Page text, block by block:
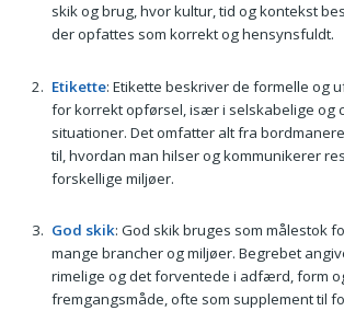
skik og brug, hvor kultur, tid og kontekst
der opfattes som korrekt og hensynsfuldt.
Etikette: Etikette beskriver de formelle og
for korrekt opførsel, især i selskabelige og
situationer. Det omfatter alt fra
til, hvordan man hilser og kommunikerer
forskellige miljøer.
God skik: God skik bruges som målestok
mange brancher og miljøer. Begrebet
rimelige og det forventede i adfærd, form
fremgangsmåde, ofte som supplement til